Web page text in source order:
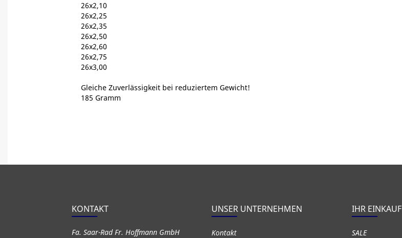
26x2,10
26x2,25
26x2,35
26x2,50
26x2,60
26x2,75
26x3,00
Gleiche Zuverlässigkeit bei reduziertem Gewicht!
185 Gramm
KONTAKT
Fa. Saar-Rad Fr. Hoffmann GmbH
UNSER UNTERNEHMEN
Kontakt
IHR EINKAUF
SALE